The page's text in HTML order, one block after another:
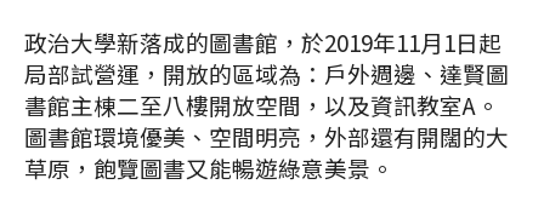
政治大學新落成的圖書館，於2019年11月1日起
局部試營運，開放的區域為：戶外週邊、達賢圖
書館主棟二至八樓開放空間，以及資訊教室A。
圖書館環境優美、空間明亮，外部還有開闊的大
草原，飽覽圖書又能暢遊綠意美景。